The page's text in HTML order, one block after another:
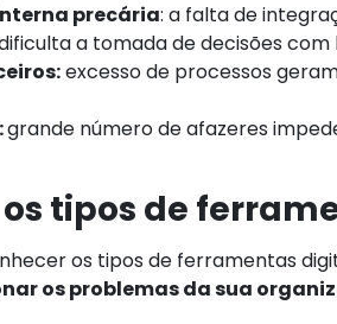
precária: a falta de
a tomada de decisões com
excesso de processos
grande número de afazeres
tipos de
os tipos de ferramentas
os problemas da sua